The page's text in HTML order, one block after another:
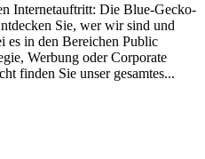
Internetauftritt: Die Blue-Gecko-
Sie, wer wir sind und
es in den Bereichen Public
Werbung oder Corporate
finden Sie unser gesamtes...